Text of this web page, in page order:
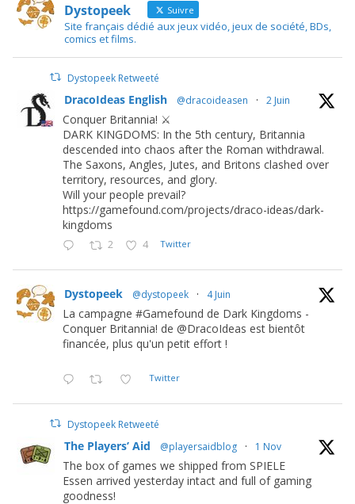
Dystopeek Suivre
Site français dédié aux jeux vidéo, jeux de société, BDs,
comics et films.
Dystopeek Retweeté
DracoIdeas English @dracoideasen · 2 Juin
Conquer Britannia! ⚔️
DARK KINGDOMS: In the 5th century, Britannia
descended into chaos after the Roman withdrawal.
The Saxons, Angles, Jutes, and Britons clashed over
territory, resources, and glory.
Will your people prevail?
https://gamefound.com/projects/draco-ideas/dark-
kingdoms
2 4 Twitter
Dystopeek @dystopeek · 4 Juin
La campagne #Gamefound de Dark Kingdoms -
Conquer Britannia! de @DracoIdeas est bientôt
financée, plus qu'un petit effort !
Twitter
Dystopeek Retweeté
The Players’ Aid @playersaidblog · 1 Nov
The box of games we shipped from SPIELE
Essen arrived yesterday intact and full of gaming
goodness!